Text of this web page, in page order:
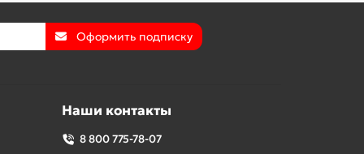
Оформить подписку
Наши контакты
8 800 775-78-07